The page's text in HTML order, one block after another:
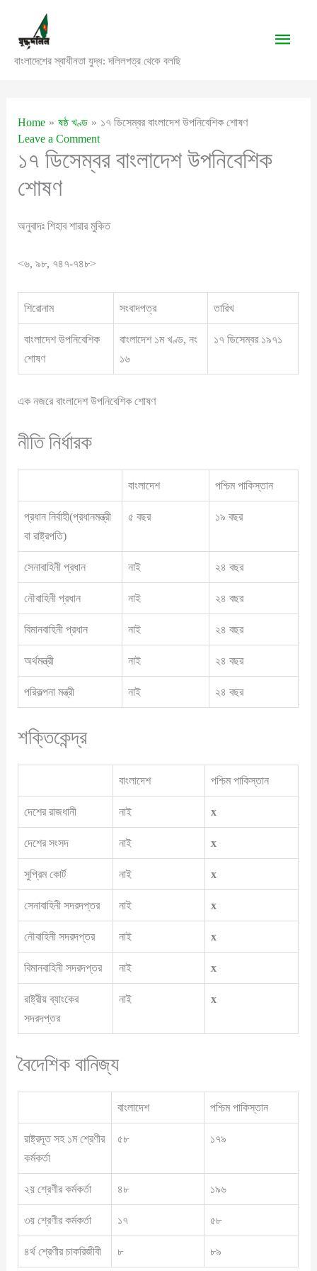
content
বাংলাদেশের স্বাধীনতা যুদ্ধ: দলিলপত্র থেকে বলছি
Main
Home ষষ্ঠ খণ্ড
১৭ ডিসেম্বর বাংলাদেশ উপনিবেশিক শোষণ
Leave a Comment
১৭ ডিসেম্বর বাংলাদেশ উপনিবেশিক
শোষণ
অনুবাদঃ শিহাব শারার মুকিত
<৬, ৯৮, ৭৪৭-৭৪৮>
শিরোনাম সংবাদপত্র তারিখ
বাংলাদেশ উপনিবেশিক
শোষণ
বাংলাদেশ ১ম খণ্ড, নং
১৬
১৭ ডিসেম্বর ১৯৭১
এক নজরে বাংলাদেশ উপনিবেশিক শোষণ
নীতি নির্ধারক
বাংলাদেশ পশ্চিম পাকিস্তান
প্রধান নির্বাহী(প্রধানমন্ত্রী
বা রাষ্ট্রপতি)
৫ বছর ১৯ বছর
সেনাবাহিনী প্রধান নাই ২৪ বছর
নৌবাহিনী প্রধান নাই ২৪ বছর
বিমানবাহিনী প্রধান নাই ২৪ বছর
অর্থমন্ত্রী নাই ২৪ বছর
পরিকল্পনা মন্ত্রী নাই ২৪ বছর
শক্তিকেন্দ্র
বাংলাদেশ পশ্চিম পাকিস্তান
দেশের রাজধানী নাই x
দেশের সংসদ নাই x
সুপ্রিম কোর্ট নাই x
সেনাবাহিনী সদরদপ্তর নাই x
নৌবাহিনী সদরদপ্তর নাই x
বিমানবাহিনী সদরদপ্তর নাই x
রাষ্ট্রীয় ব্যাংকের
সদরদপ্তর
নাই x
বৈদেশিক বানিজ্য
বাংলাদেশ পশ্চিম পাকিস্তান
রাষ্ট্রদূত সহ ১ম শ্রেণীর
কর্মকর্তা
৫৮ ১৭৯
২য় শ্রেণীর কর্মকর্তা ৪৮ ১৯৬
৩য় শ্রেণীর কর্মকর্তা ১৭ ৫৮
৪র্থ শ্রেণীর চাকরিজীবী ৮ ৮৯